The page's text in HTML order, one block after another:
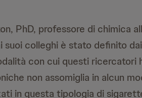
PhD, professore di chimica
colleghi è stato definito dai
con cui questi ricercatori
non assomiglia in alcun
in questa tipologia di